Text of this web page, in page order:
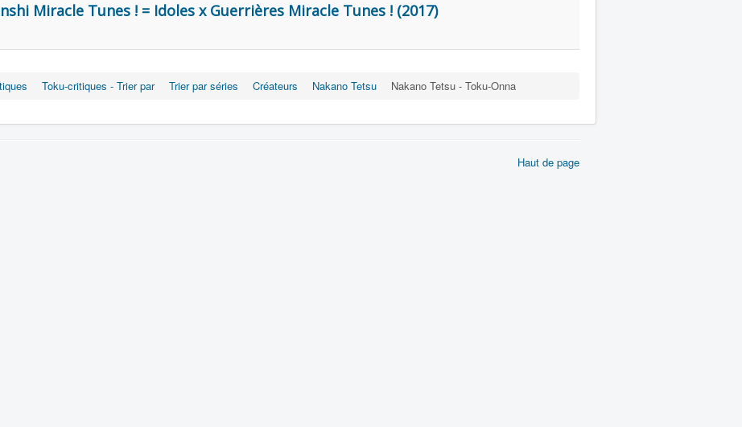
Miracle Tunes ! = Idoles x Guerrières Miracle Tunes ! (2017)
Toku-critiques - Trier par Trier par séries Créateurs Nakano Tetsu Nakano Tetsu - Toku-Onna
Haut de page